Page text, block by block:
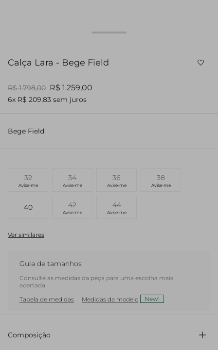
Calça Lara - Bege Field
R$ 1.798,00 R$ 1.259,00
6x R$ 209,83 sem juros
Bege Field
32
Avise-me
34
Avise-me
36
Avise-me
38
Avise-me
40 42
Avise-me
44
Avise-me
Ver similares
Guia de tamanhos
Consulte as medidas da peça para uma escolha mais
acertada
Tabela de medidas
Medidas da modelo New!
Composição